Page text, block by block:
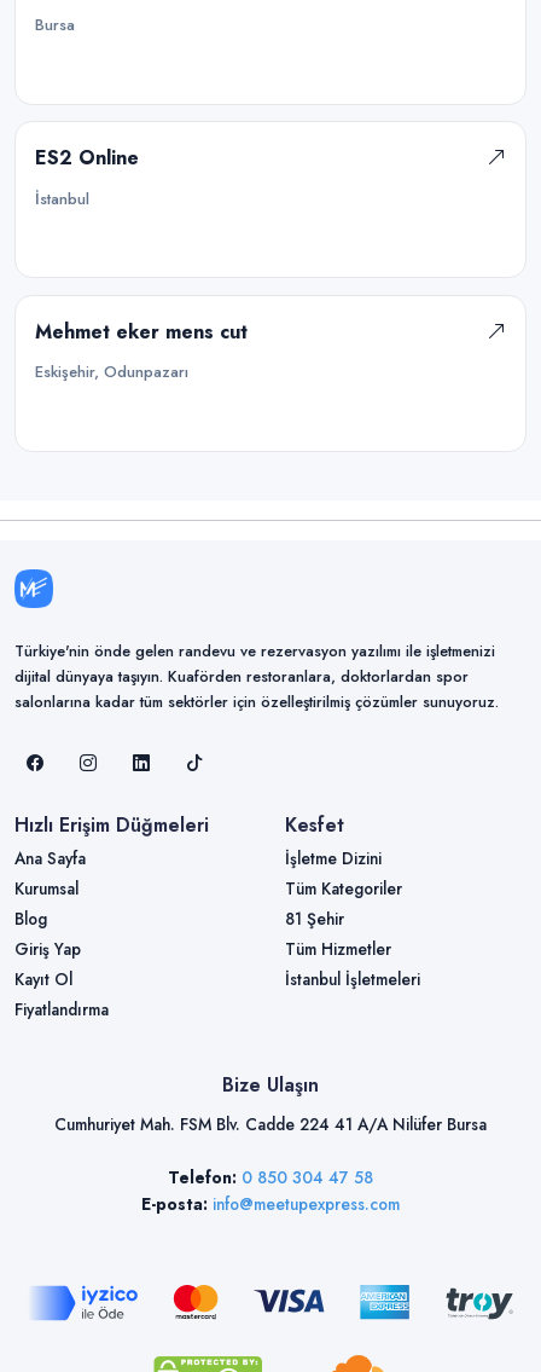
Bursa
ES2 Online
İstanbul
Mehmet eker mens cut
Eskişehir, Odunpazarı
Türkiye'nin önde gelen randevu ve rezervasyon yazılımı ile işletmenizi
dijital dünyaya taşıyın. Kuaförden restoranlara, doktorlardan spor
salonlarına kadar tüm sektörler için özelleştirilmiş çözümler sunuyoruz.
Hızlı Erişim Düğmeleri
Ana Sayfa
Kurumsal
Blog
Giriş Yap
Kayıt Ol
Fiyatlandırma
Kesfet
İşletme Dizini
Tüm Kategoriler
81 Şehir
Tüm Hizmetler
İstanbul İşletmeleri
Bize Ulaşın
Cumhuriyet Mah. FSM Blv. Cadde 224 41 A/A Nilüfer Bursa
Telefon: 0 850 304 47 58
E-posta: info@meetupexpress.com